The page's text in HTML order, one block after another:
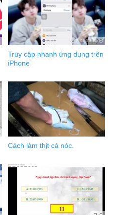
1:23
Truy cập nhanh ứng dụng trên
iPhone
Cách làm thịt cá nóc.